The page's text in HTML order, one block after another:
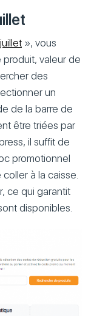
», vous
valeur de
des
un
de la barre de
être triées par
il suffit de
promotionnel
à la caisse.
ce qui garantit
disponibles.